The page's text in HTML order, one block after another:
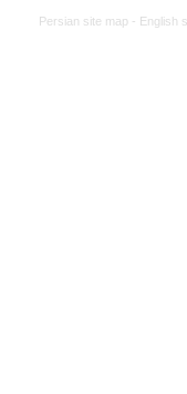
Persian site map - English